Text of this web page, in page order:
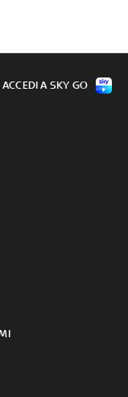
ACCEDI A SKY GO